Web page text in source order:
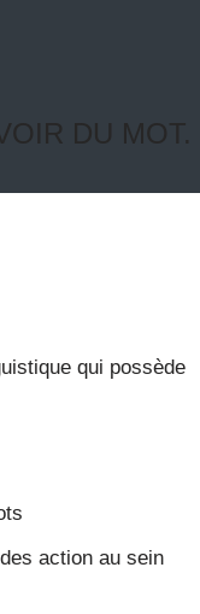
DU MOT.
qui possède
action au sein